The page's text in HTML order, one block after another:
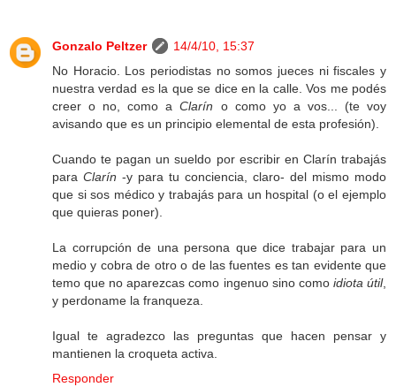
Gonzalo Peltzer
14/4/10, 15:37
No Horacio. Los periodistas no somos jueces ni fiscales y
nuestra verdad es la que se dice en la calle. Vos me podés
creer o no, como aClarín o como yo a vos... (te voy
avisando que es un principio elemental de esta profesión).
Cuando te pagan un sueldo por escribir en Clarín trabajás
para Clarín -y para tu conciencia, claro- del mismo modo
que si sos médico y trabajás para un hospital (o el ejemplo
que quieras poner).
La corrupción de una persona que dice trabajar para un
medio y cobra de otro o de las fuentes es tan evidente que
temo que no aparezcas como ingenuo sino como idiota útil,
y perdoname la franqueza.
Igual te agradezco las preguntas que hacen pensar y
mantienen la croqueta activa.
Responder